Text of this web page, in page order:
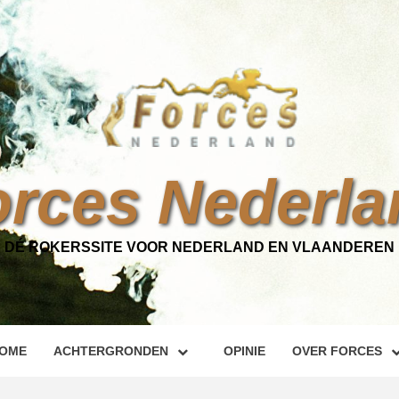
DÉ ROKERSSITE VOOR NEDERLAND EN VLAANDEREN
ACHTERGRONDEN OPINIE OVER FORCES